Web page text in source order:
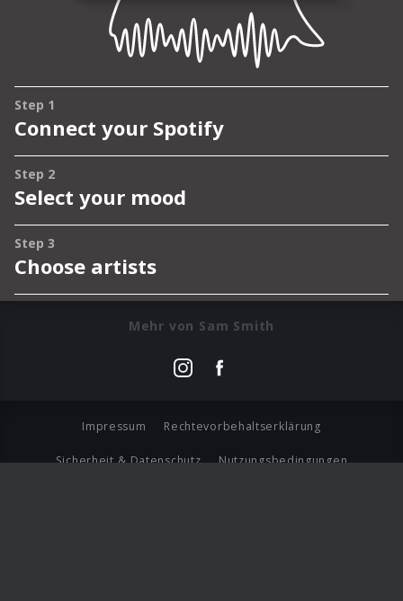
Mehr von Sam Smith
Impressum Rechtevorbehaltserklärung
Sicherheit & Datenschutz Nutzungsbedingungen